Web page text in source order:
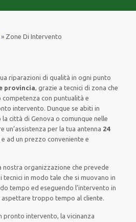
» Zone Di Intervento
riparazioni di qualità in ogni punto
provincia, grazie a tecnici di zona che
con puntualità e
intervento. Dunque se abiti in
città di Genova o comunque nelle
un’assistenza per la tua antenna 24
ad un prezzo conveniente e
nostra organizzazione che prevede
in modo tale che si muovano in
tempo ed eseguendo l’intervento in
troppo tempo al cliente.
pronto intervento, la vicinanza